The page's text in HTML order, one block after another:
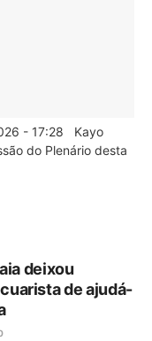
- 17:28 Kayo
do Plenário desta
deixou
de ajudá-